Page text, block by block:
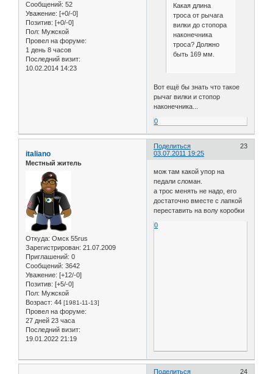
Сообщений: 52
Уважение: [+0/-0]
Позитив: [+0/-0]
Пол: Мужской
Провел на форуме:
1 день 8 часов
Последний визит:
10.02.2014 14:23
Какая длина
троса от рычага
вилки до стопора
наконечника
троса? Должно
быть 169 мм.
Вот ещё бы знать что такое
рычаг вилки и стопор
наконечника...
0
Поделиться
23
03.07.2011 19:25
italiano
Местный житель
Откуда: Омск 55rus
Зарегистрирован: 21.07.2009
Приглашений: 0
Сообщений: 3642
Уважение: [+12/-0]
Позитив: [+5/-0]
Пол: Мужской
Возраст: 44 [1981-11-13]
Провел на форуме:
27 дней 23 часа
Последний визит:
19.01.2022 21:19
мож там какой упор на
педали сломан.
а трос менять не надо, его
достаточно вместе с лапкой
переставить на волу коробки
0
Поделиться 24